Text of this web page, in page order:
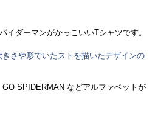
イダーマンがかっこいいTシャツです。
さや形でいたストを描いたデザインの
SPIDERMAN などアルファベットが